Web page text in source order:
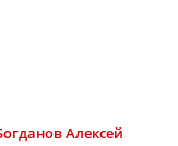
Алексей